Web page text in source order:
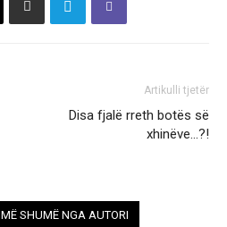
Artikulli tjetër
Disa fjalë rreth botës së
xhinëve…?!
MË SHUMË NGA AUTORI